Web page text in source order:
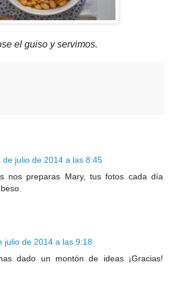
el guiso y servimos.
de julio de 2014 a las 8:45
nos preparas Mary, tus fotos cada día
julio de 2014 a las 9:18
dado un montón de ideas ¡Gracias!